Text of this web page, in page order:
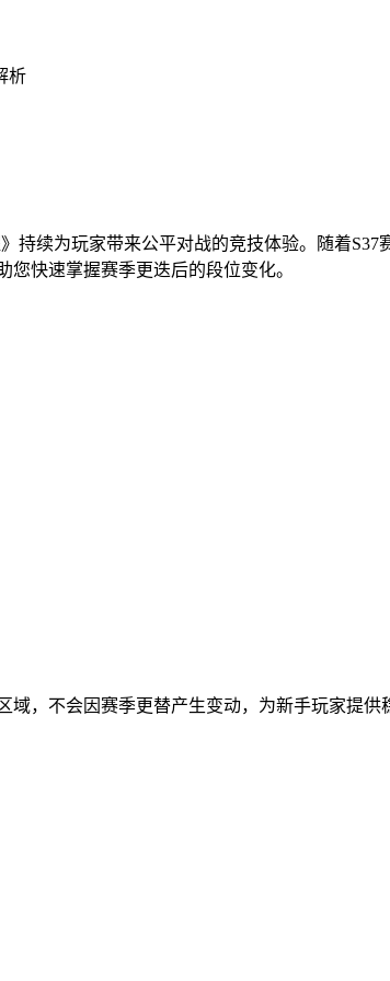
析
持续为玩家带来公平对战的竞技体验。随着
快速掌握赛季更迭后的段位变化。
，不会因赛季更替产生变动，为新手玩家提供